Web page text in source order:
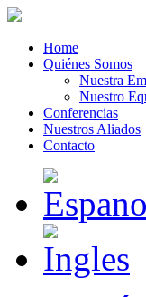
Home
Quiénes Somos
Nuestra
Nuestro
Conferencias
Nuestros Aliados
Contacto